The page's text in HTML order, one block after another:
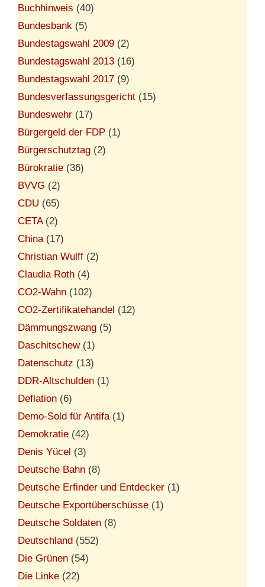
Buchhinweis (40)
Bundesbank (5)
Bundestagswahl 2009 (2)
Bundestagswahl 2013 (16)
Bundestagswahl 2017 (9)
Bundesverfassungsgericht (15)
Bundeswehr (17)
Bürgergeld der FDP (1)
Bürgerschutztag (2)
Bürokratie (36)
BVVG (2)
CDU (65)
CETA(2)
China(17)
Christian Wulff (2)
Claudia Roth (4)
CO2-Wahn (102)
CO2-Zertifikatehandel (12)
Dämmungszwang (5)
Daschitschew(1)
Datenschutz (13)
DDR-Altschulden (1)
Deflation (6)
Demo-Sold für Antifa(1)
Demokratie (42)
Denis Yücel (3)
Deutsche Bahn (8)
Deutsche Erfinder und Entdecker (1)
Deutsche Exportüberschüsse (1)
Deutsche Soldaten (8)
Deutschland (552)
Die Grünen (54)
Die Linke (22)